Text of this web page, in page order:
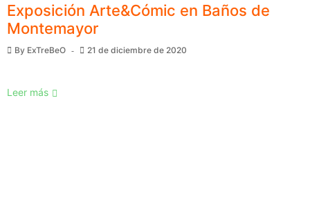
Exposición Arte&Cómic en Baños de
Montemayor
By ExTreBeO 21 de diciembre de 2020
Leer más